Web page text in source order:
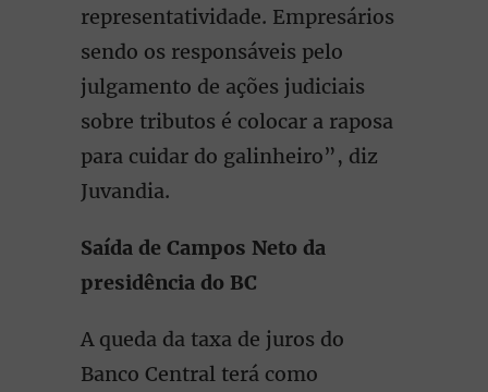
representatividade. Empresários
sendo os responsáveis pelo
julgamento de ações judiciais
sobre tributos é colocar a raposa
para cuidar do galinheiro”, diz
Juvandia.
Saída de Campos Neto da
presidência do BC
A queda da taxa de juros do
Banco Central terá como